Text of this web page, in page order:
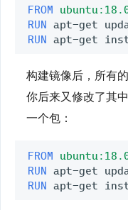
FROM
RUN
RUN
构建镜像后，所有
你后来又修改了其
一个包：
FROM
RUN
RUN